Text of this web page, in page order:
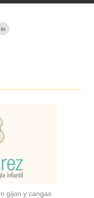
gijon y cangas